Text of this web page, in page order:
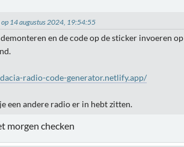
op 14 augustus 2024, 19:54:55
en de code op de sticker invoeren
radio-code-generator.netlify.app/
een andere radio er in hebt zitten.
morgen checken